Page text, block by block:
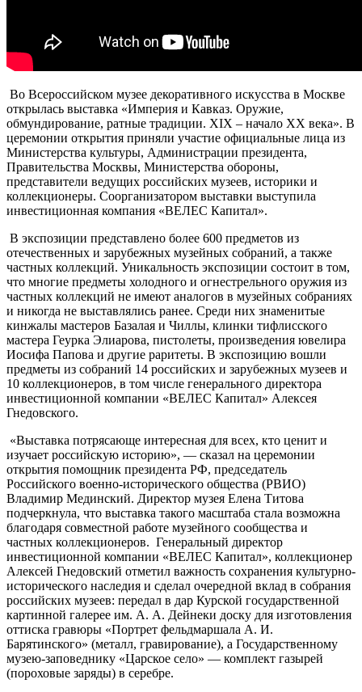
Во Всероссийском музее декоративного искусства в Москве
открылась выставка «Империя и Кавказ. Оружие,
обмундирование, ратные традиции. XIX – начало XX века». В
церемонии открытия приняли участие официальные лица из
Министерства культуры, Администрации президента,
Правительства Москвы, Министерства обороны,
представители ведущих российских музеев, историки и
коллекционеры. Соорганизатором выставки выступила
инвестиционная компания «ВЕЛЕС Капитал».
В экспозиции представлено более 600 предметов из
отечественных и зарубежных музейных собраний, а также
частных коллекций. Уникальность экспозиции состоит в том,
что многие предметы холодного и огнестрельного оружия из
частных коллекций не имеют аналогов в музейных собраниях
и никогда не выставлялись ранее. Среди них знаменитые
кинжалы мастеров Базалая и Чиллы, клинки тифлисского
мастера Геурка Элиарова, пистолеты, произведения ювелира
Иосифа Папова и другие раритеты. В экспозицию вошли
предметы из собраний 14 российских и зарубежных музеев и
10 коллекционеров, в том числе генерального директора
инвестиционной компании «ВЕЛЕС Капитал» Алексея
Гнедовского.
«Выставка потрясающе интересная для всех, кто ценит и
изучает российскую историю», — сказал на церемонии
открытия помощник президента РФ, председатель
Российского военно-исторического общества (РВИО)
Владимир Мединский. Директор музея Елена Титова
подчеркнула, что выставка такого масштаба стала возможна
благодаря совместной работе музейного сообщества и
частных коллекционеров. Генеральный директор
инвестиционной компании «ВЕЛЕС Капитал», коллекционер
Алексей Гнедовский отметил важность сохранения культурно-
исторического наследия и сделал очередной вклад в собрания
российских музеев: передал в дар Курской государственной
картинной галерее им. А. А. Дейнеки доску для изготовления
оттиска гравюры «Портрет фельдмаршала А. И.
Барятинского» (металл, гравирование), а Государственному
музею-заповеднику «Царское село» — комплект газырей
(пороховые заряды) в серебре.